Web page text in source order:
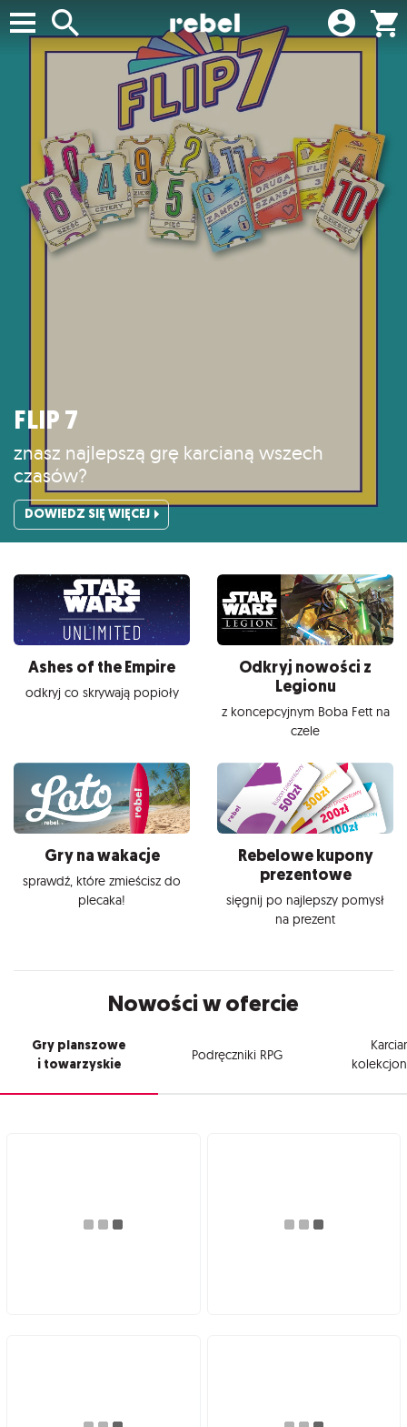
FLIP 7
znasz najlepszą grę karcianą wszech
czasów?
DOWIEDZ SIĘ WIĘCEJ
Ashes of the Empire
odkryj co skrywają popioły
Odkryj nowości z
Legionu
z koncepcyjnym Boba Fett na
czele
Gry na wakacje
sprawdź, które zmieścisz do
plecaka!
Rebelowe kupony
prezentowe
sięgnij po najlepszy pomysł
na prezent
Nowości w ofercie
Gry planszowe
i towarzyskie
Podręczniki RPG